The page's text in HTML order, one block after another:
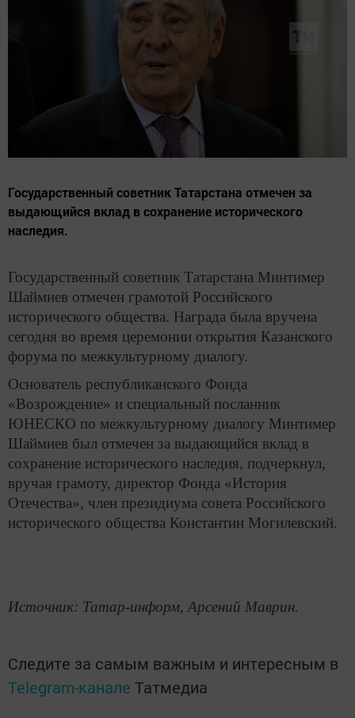
Государственный советник Татарстана отмечен за
выдающийся вклад в сохранение исторического
наследия.
Государственный советник Татарстана Минтимер
Шаймиев отмечен грамотой Российского
исторического общества. Награда была вручена
сегодня во время церемонии открытия Казанского
форума по межкультурному диалогу.
Основатель республиканского Фонда
«Возрождение» и специальный посланник
ЮНЕСКО по межкультурному диалогу Минтимер
Шаймиев был отмечен за выдающийся вклад в
сохранение исторического наследия, подчеркнул,
вручая грамоту, директор Фонда «История
Отечества», член президиума совета Российского
исторического общества Константин Могилевский.
Источник: Татар-информ, Арсений Маврин.
Следите за самым важным и интересным в
Telegram-канале Татмедиа